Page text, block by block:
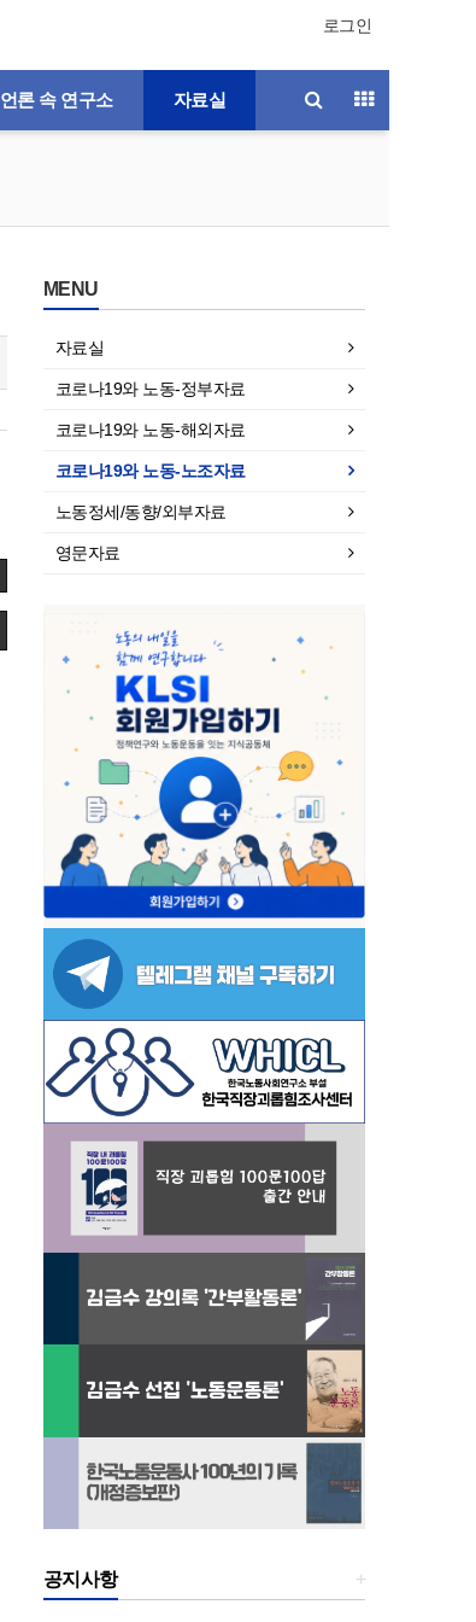
로그인
언론 속 연구소 자료실
MENU
자료실
코로나19와 노동-정부자료
코로나19와 노동-해외자료
코로나19와 노동-노조자료
노동정세/동향/외부자료
영문자료
+
공지사항